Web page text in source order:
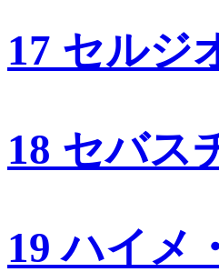
17 セルジ
18 セバス
19 ハイメ